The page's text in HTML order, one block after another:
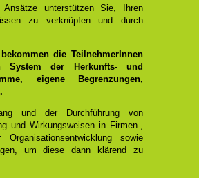
Ansätze unterstützen Sie, Ihren
zu verknüpfen und durch
die TeilnehmerInnen
der Herkunfts- und
eigene Begrenzungen,
und der Durchführung von
und Wirkungsweisen in Firmen-,
sowie
um diese dann klärend zu